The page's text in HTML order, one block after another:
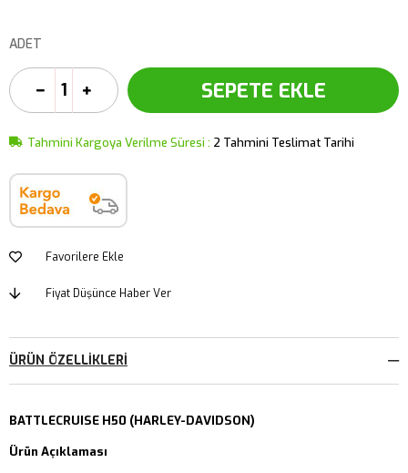
ADET
Tahmini Kargoya Verilme Süresi : 2 Tahmini Teslimat Tarihi
Favorilere Ekle
Fiyat Düşünce Haber Ver
ÜRÜN ÖZELLIKLERI
BATTLECRUISE H50 (HARLEY-DAVIDSON)
Ürün Açıklaması